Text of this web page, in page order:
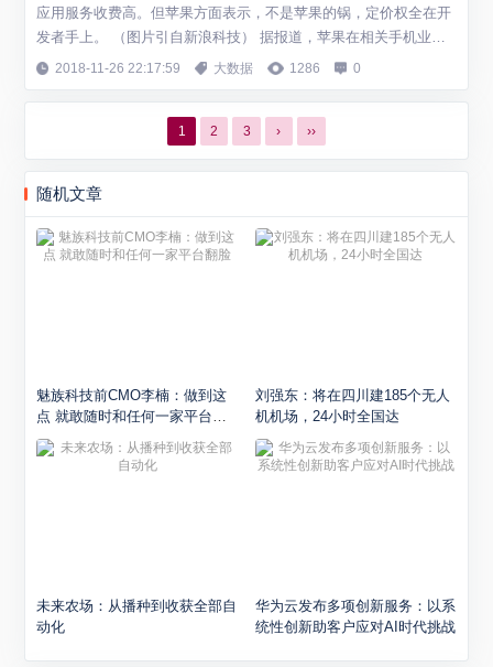
应用服务收费高。但苹果方面表示，不是苹果的锅，定价权全在开
发者手上。 （图片引自新浪科技） 据报道，苹果在相关手机业务
上，特别是实体业务上，苹果不会收取费用，像滴滴、淘宝这类提
供实体服务的企业和苹果一点关系没有。 此外，苹果强调，苹果的
钻等，且连续订阅第二年抽...
2018-11-26 22:17:59 大数据 1286 0
1 2 3 › ››
随机文章
魅族科技前CMO李楠：做到这
点 就敢随时和任何一家平台翻
脸
刘强东：将在四川建185个无人
机机场，24小时全国达
未来农场：从播种到收获全部自
动化
华为云发布多项创新服务：以系
统性创新助客户应对AI时代挑战